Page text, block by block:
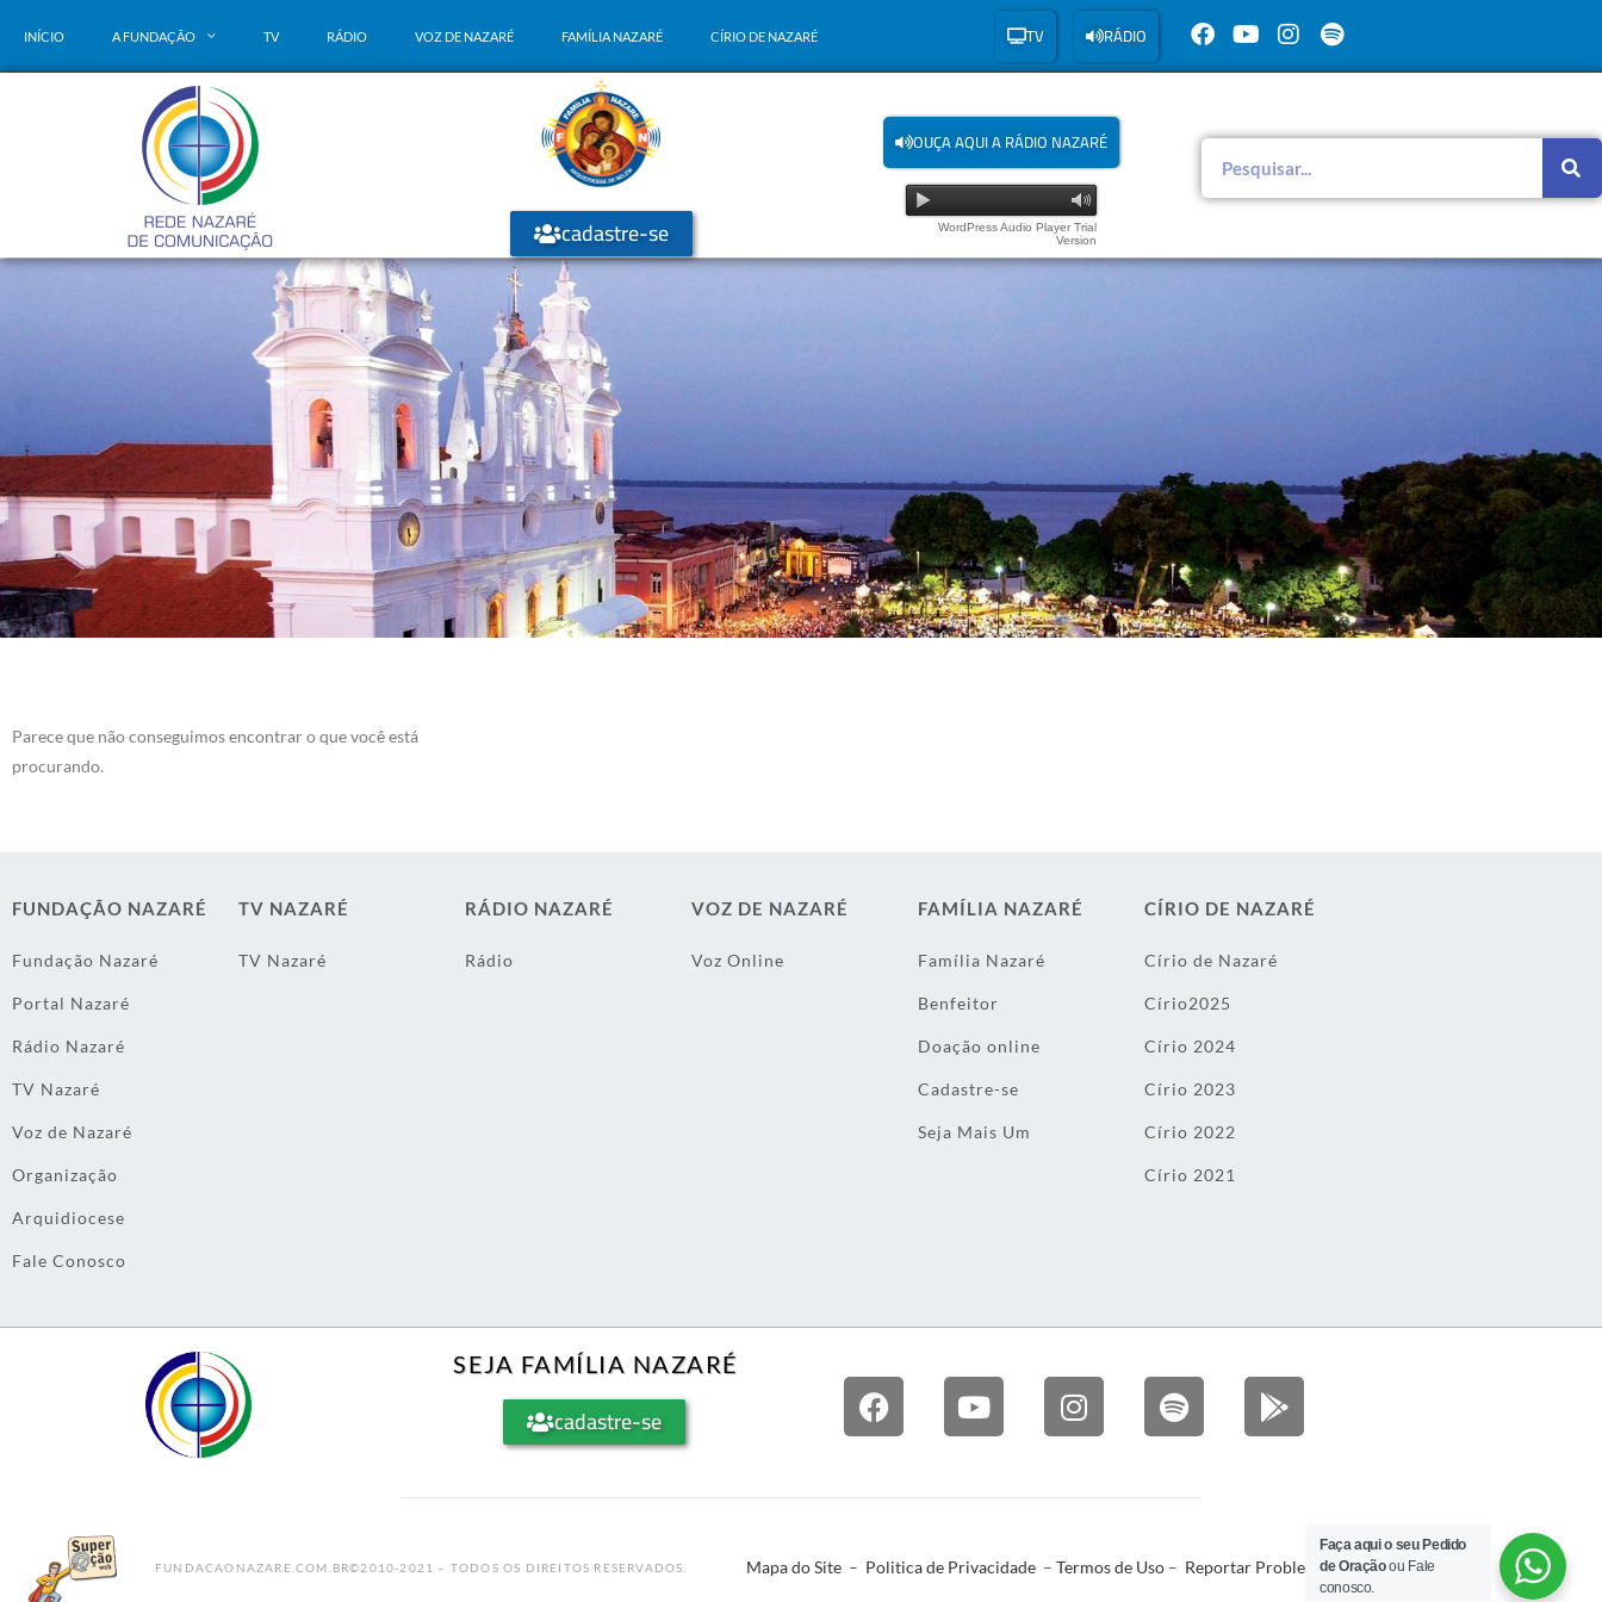
INÍCIO A FUNDAÇÃO TV RÁDIO VOZ DE NAZARÉ FAMÍLIA NAZARÉ CÍRIO DE NAZARÉ TV RÁDIO
cadastre-se
OUÇA AQUI A RÁDIO NAZARÉ
WordPress Audio Player Trial
Version
Parece que não conseguimos encontrar o que você está
procurando.
FUNDAÇÃO NAZARÉ
Fundação Nazaré
Portal Nazaré
Rádio Nazaré
TV Nazaré
Voz de Nazaré
Organização
Arquidiocese
Fale Conosco
TV NAZARÉ
TV Nazaré
RÁDIO NAZARÉ
Rádio
VOZ DE NAZARÉ
Voz Online
FAMÍLIA NAZARÉ
Família Nazaré
Benfeitor
Doação online
Cadastre-se
Seja Mais Um
CÍRIO DE NAZARÉ
Círio de Nazaré
Círio2025
Círio 2024
Círio 2023
Círio 2022
Círio 2021
SEJA FAMÍLIA NAZARÉ
cadastre-se
FUNDACAONAZARE.COM.BR©2010-2021 – TODOS OS DIREITOS RESERVADOS. Mapa do Site– Politica de Privacidade– Termos de Uso– Reportar Problema
Faça aqui o seu Pedido
de Oraçãoou Fale
conosco.